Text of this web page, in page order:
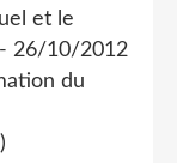
et le
26/10/2012
du